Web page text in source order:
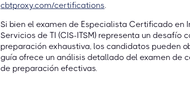
cbtproxy.com/certifications.
Si bien el examen de Especialista Certificado
Servicios de TI (CIS-ITSM) representa un
preparación exhaustiva, los candidatos pueden
guía ofrece un análisis detallado del examen de
de preparación efectivas.